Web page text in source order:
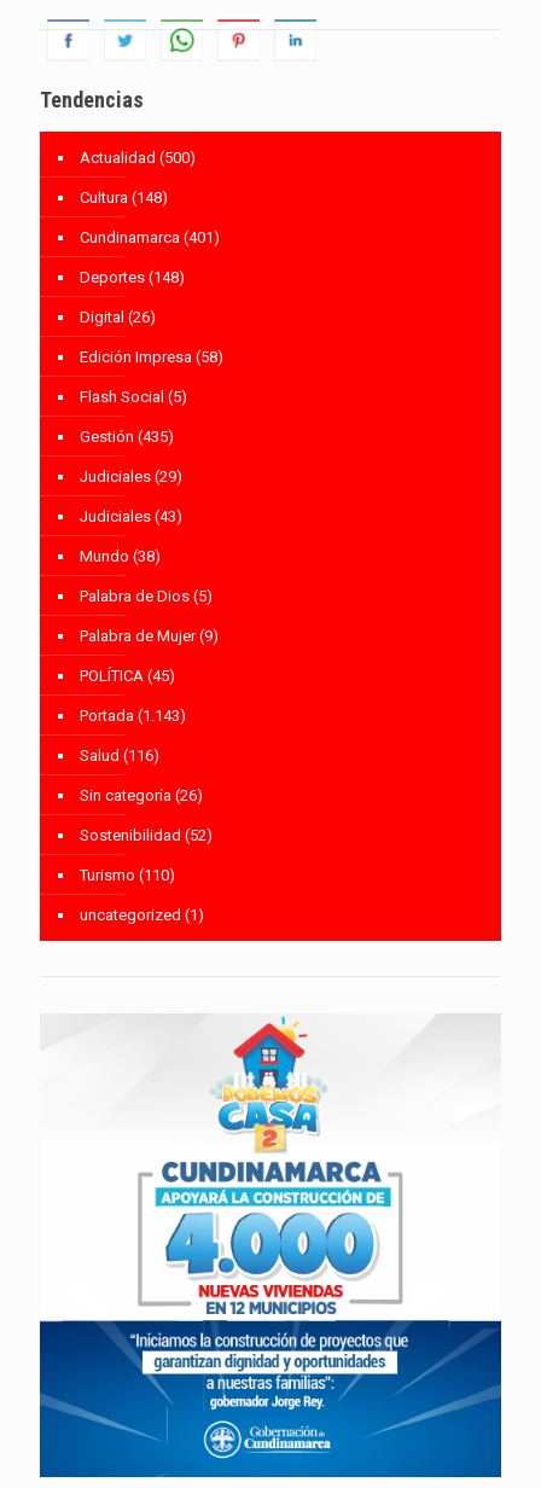
Tendencias
Actualidad (500)
Cultura (148)
Cundinamarca (401)
Deportes (148)
Digital (26)
Edición Impresa (58)
Flash Social (5)
Gestión (435)
Judiciales (29)
Judiciales (43)
Mundo (38)
Palabra de Dios (5)
Palabra de Mujer(9)
POLÍTICA (45)
Portada (1.143)
Salud (116)
Sin categoría (26)
Sostenibilidad (52)
Turismo (110)
uncategorized (1)